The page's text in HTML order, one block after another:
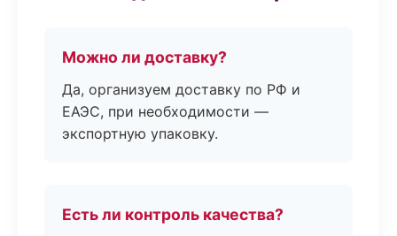
Можно ли доставку?
Да, организуем доставку по РФ и
ЕАЭС, при необходимости —
экспортную упаковку.
Есть ли контроль качества?